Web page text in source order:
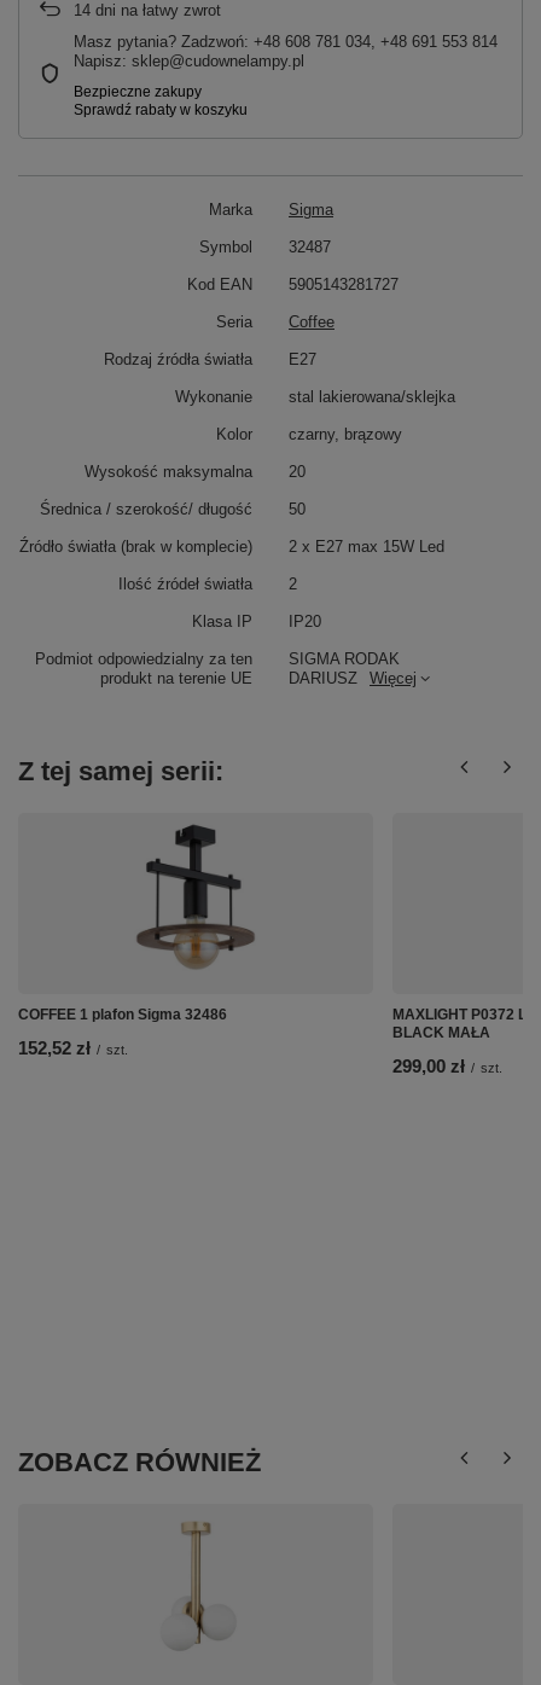
14 dni na łatwy zwrot
Masz pytania? Zadzwoń: +48 608 781 034, +48 691 553 814
Napisz: sklep@cudownelampy.pl
Marka Sigma
Podmiot odpowiedzialny za ten
produkt na terenie UE
SIGMA RODAK
DARIUSZ
Więcej
Symbol 32487
Kod EAN 5905143281727
Seria Coffee
Rodzaj źródła światła E27
Wykonanie stal lakierowana/sklejka
Kolor czarny, brązowy
Wysokość maksymalna 20
Średnica / szerokość/ długość 50
Źródło światła (brak w komplecie) 2 x E27 max 15W Led
Ilość źródeł światła 2
Klasa IP IP20
Z tej samej serii:
COFFEE 1 plafon Sigma 32486
152,52 zł / szt.
MAXLIGHT P0372
BLACK MAŁA
299,00 zł / szt.
ZOBACZ RÓWNIEŻ